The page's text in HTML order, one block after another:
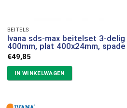
BEITELS
Ivana sds-max beitelset 3-
400mm, plat 400x24mm,
€49,85
IN WINKELWAGEN